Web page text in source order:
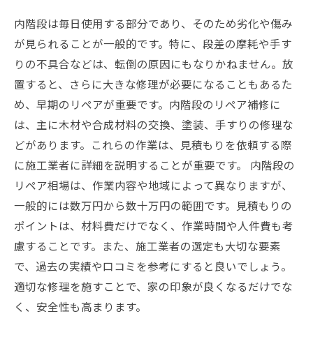
リペア補修を成功させるための心得と注意点
内階段は毎日使用する部分であり、そのため劣化や傷み
が見られることが一般的です。特に、段差の摩耗や手す
りの不具合などは、転倒の原因にもなりかねません。放
置すると、さらに大きな修理が必要になることもあるた
め、早期のリペアが重要です。内階段のリペア補修に
は、主に木材や合成材料の交換、塗装、手すりの修理な
どがあります。これらの作業は、見積もりを依頼する際
に施工業者に詳細を説明することが重要です。 内階段の
リペア相場は、作業内容や地域によって異なりますが、
一般的には数万円から数十万円の範囲です。見積もりの
ポイントは、材料費だけでなく、作業時間や人件費も考
慮することです。また、施工業者の選定も大切な要素
で、過去の実績や口コミを参考にすると良いでしょう。
適切な修理を施すことで、家の印象が良くなるだけでな
く、安全性も高まります。